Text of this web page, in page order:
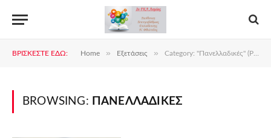
ΒΡΊΣΚΕΣΤΕ ΕΔΏ: Home » Εξετάσεις » Category: "Πανελλαδικές" (Page 2)
BROWSING: ΠΑΝΕΛΛΑΔΙΚΈΣ